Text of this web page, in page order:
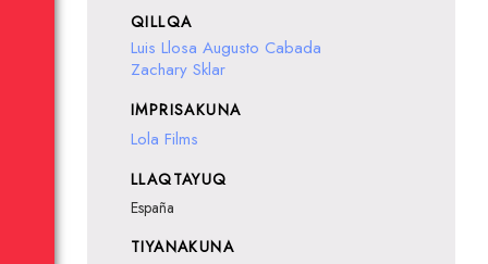
QILLQA
Luis Llosa Augusto Cabada
Zachary Sklar
IMPRISAKUNA
Lola Films
LLAQTAYUQ
España
TIYANAKUNA